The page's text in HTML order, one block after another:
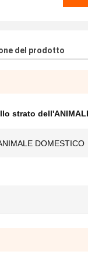
del prodotto
strato
DOMESTICO